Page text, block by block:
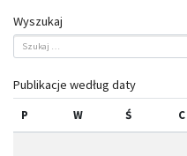
Wyszukaj
Publikacje według daty
P W Ś C